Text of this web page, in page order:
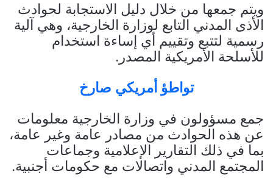
ويتم جمعها من خلال دليل الاستجابة لحوادث
الأذى المدني التابع لوزارة الخارجية، وهي آلية
رسمية لتتبع وتقييم أي إساءة استخدام
للأسلحة الأمريكية المصدر.
تواطؤ أمريكي صارخ
جمع مسؤولون في وزارة الخارجية معلومات
عن هذه الحوادث من مصادر عامة وغير عامة،
بما في ذلك التقارير الإعلامية وجماعات
المجتمع المدني واتصالات مع حكومات أجنبية.